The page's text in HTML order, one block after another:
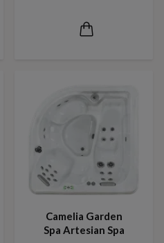
Camelia Garden
Spa Artesian Spa